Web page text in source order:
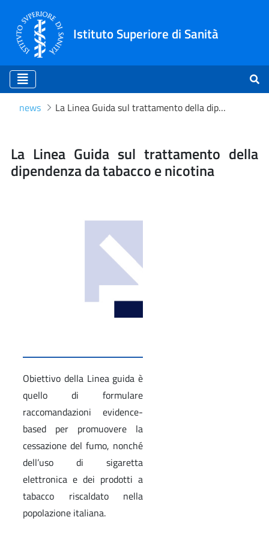
Istituto Superiore di Sanità
news La Linea Guida sul trattamento della dipendenza da tabacco e nicotina
La Linea Guida sul
La Linea Guida sul trattamento della
dipendenza da tabacco e nicotina
Obiettivo della Linea guida è
quello di formulare
raccomandazioni evidence-
based per promuovere la
cessazione del fumo, nonché
dell’uso di sigaretta
elettronica e dei prodotti a
tabacco riscaldato nella
popolazione italiana.